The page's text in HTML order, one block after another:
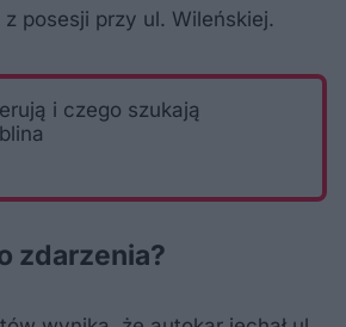
posesji przy ul. Wileńskiej.
i czego szukają
zdarzenia?